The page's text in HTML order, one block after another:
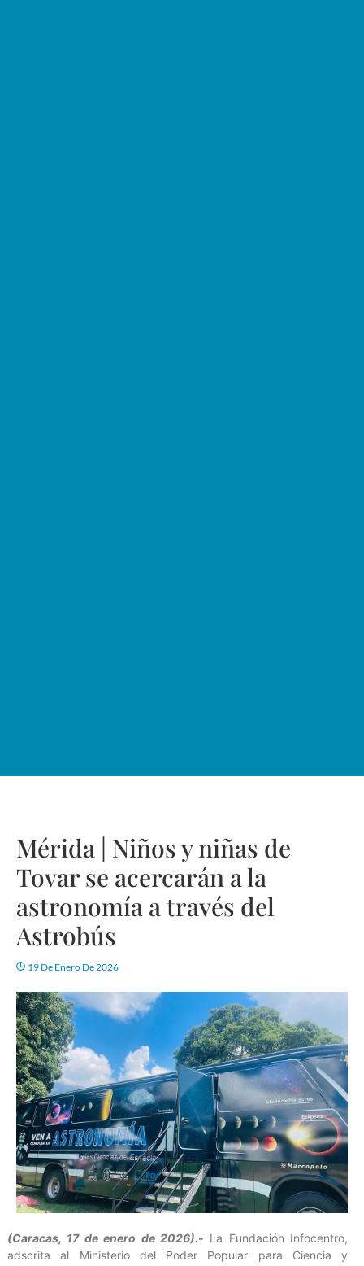
Mérida | Niños y niñas de
Tovar se acercarán a la
astronomía a través del
Astrobús
19 De Enero De 2026
(Caracas, 17 de enero de 2026).- La Fundación Infocentro,
adscrita al Ministerio del Poder Popular para Ciencia y